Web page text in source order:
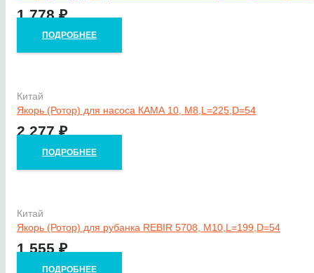
1 778₽
ПОДРОБНЕЕ
Китай
Якорь (Ротор) для насоса КАМА 10, М8,L=225,D=54
2 277₽
ПОДРОБНЕЕ
Китай
Якорь (Ротор) для рубанка REBIR 5708, М10,L=199,D=54
1 555₽
ПОДРОБНЕЕ